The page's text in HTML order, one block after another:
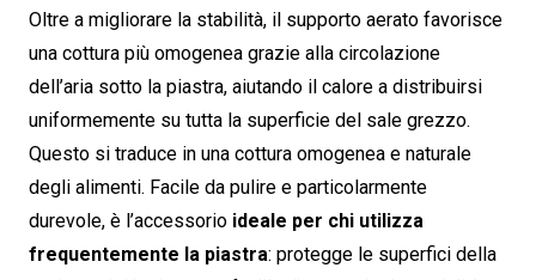
Oltre a migliorare la stabilità, il supporto aerato favorisce
una cottura più omogenea grazie alla circolazione
dell’aria sotto la piastra, aiutando il calore a distribuirsi
uniformemente su tutta la superficie del sale grezzo.
Questo si traduce in una cottura omogenea e naturale
degli alimenti. Facile da pulire e particolarmente
durevole, è l’accessorio ideale per chi utilizza
frequentemente la piastra: protegge le superfici della